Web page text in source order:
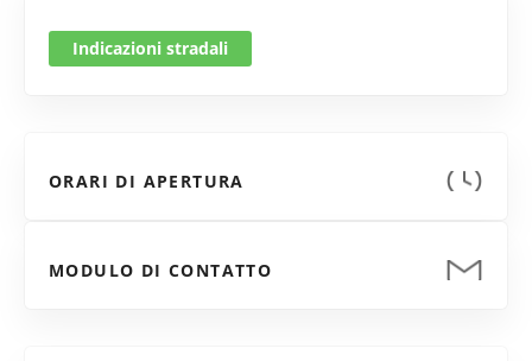
Indicazioni stradali
ORARI DI APERTURA
MODULO DI CONTATTO